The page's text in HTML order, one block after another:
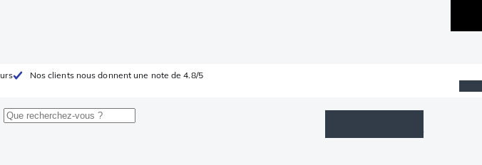
Nos clients nous donnent une note de 4.8/5